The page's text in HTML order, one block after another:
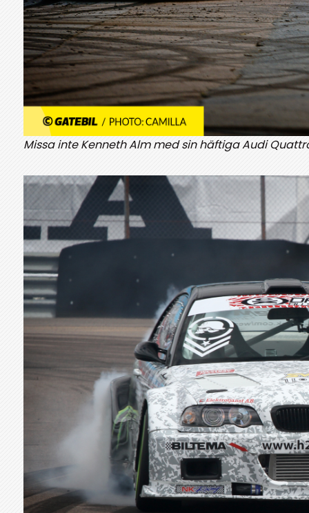
Missa inte Kenneth Alm med sin häftiga Audi